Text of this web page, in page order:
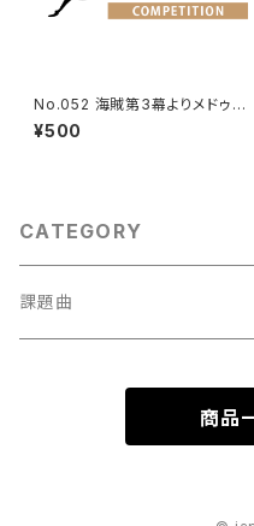
No.052 海賊第3幕よりメドゥー
ラのVa.
¥500
CATEGORY
課題曲
商品